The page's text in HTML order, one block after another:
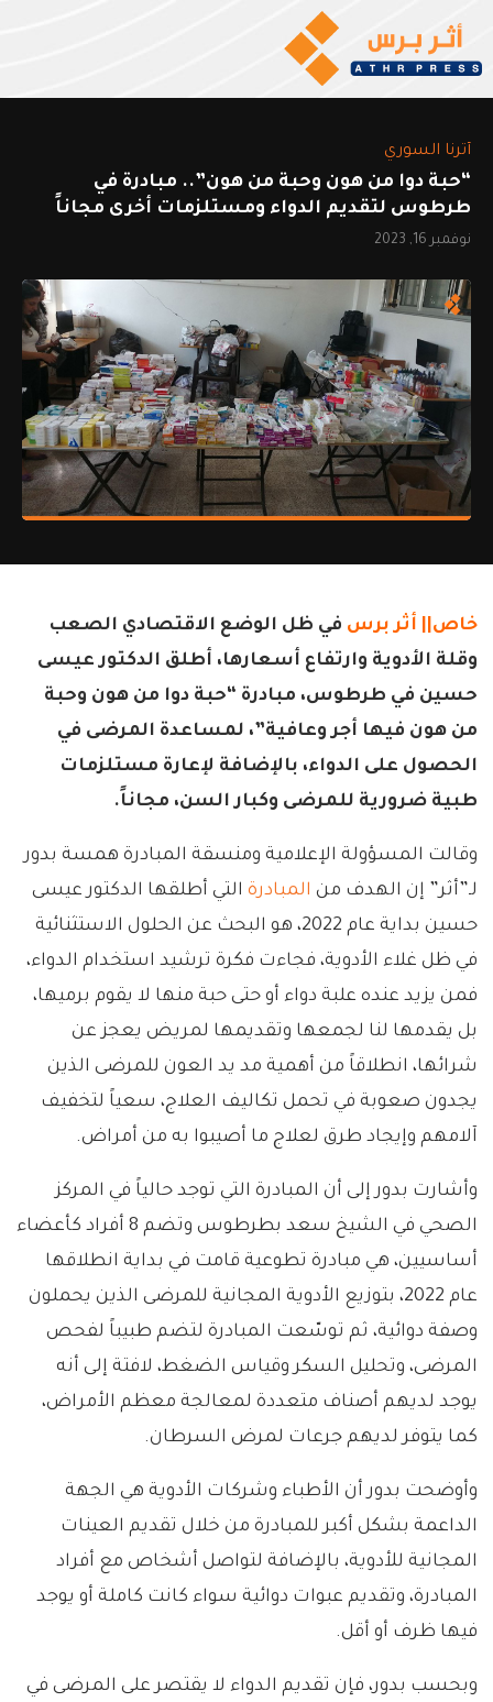
أثرنا السوري
“حبة دوا من هون وحبة من هون”.. مبادرة في
طرطوس لتقديم الدواء ومستلزمات أخرى مجاناً
نوفمبر 16, 2023
خاص|| أثربرس في ظل الوضع الاقتصادي الصعب
وقلة الأدوية وارتفاع أسعارها، أطلق الدكتور عيسى
حسين في طرطوس، مبادرة “حبة دوا من هون وحبة
من هون فيها أجر وعافية”، لمساعدة المرضى في
الحصول على الدواء، بالإضافة لإعارة مستلزمات
طبية ضرورية للمرضى وكبار السن، مجاناً.
وقالت المسؤولة الإعلامية ومنسقة المبادرة همسة بدور
لـ”أثر” إن الهدف من المبادرة التي أطلقها الدكتور عيسى
حسين بداية عام 2022، هو البحث عن الحلول الاستثنائية
في ظل غلاء الأدوية، فجاءت فكرة ترشيد استخدام الدواء،
فمن يزيد عنده علبة دواء أو حتى حبة منها لا يقوم برميها،
بل يقدمها لنا لجمعها وتقديمها لمريض يعجز عن
شرائها، انطلاقاً من أهمية مد يد العون للمرضى الذين
يجدون صعوبة في تحمل تكاليف العلاج، سعياً لتخفيف
آلامهم وإيجاد طرق لعلاج ما أصيبوا به من أمراض.
وأشارت بدور إلى أن المبادرة التي توجد حالياً في المركز
الصحي في الشيخ سعد بطرطوس وتضم 8 أفراد كأعضاء
أساسيين، هي مبادرة تطوعية قامت في بداية انطلاقها
عام 2022، بتوزيع الأدوية المجانية للمرضى الذين يحملون
وصفة دوائية، ثم توسّعت المبادرة لتضم طبيباً لفحص
المرضى، وتحليل السكر وقياس الضغط، لافتة إلى أنه
يوجد لديهم أصناف متعددة لمعالجة معظم الأمراض،
كما يتوفر لديهم جرعات لمرض السرطان.
وأوضحت بدور أن الأطباء وشركات الأدوية هي الجهة
الداعمة بشكل أكبر للمبادرة من خلال تقديم العينات
المجانية للأدوية، بالإضافة لتواصل أشخاص مع أفراد
المبادرة، وتقديم عبوات دوائية سواء كانت كاملة أو يوجد
فيها ظرف أو أقل.
وبحسب بدور، فإن تقديم الدواء لا يقتصر على المرضى في